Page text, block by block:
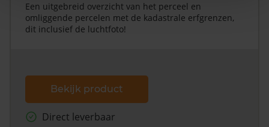
Een uitgebreid overzicht van het perceel en
omliggende percelen met de kadastrale erfgrenzen,
dit inclusief de luchtfoto!
Bekijk product
Direct leverbaar